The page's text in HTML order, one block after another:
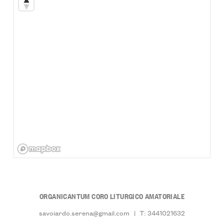
ORGANICANTUM CORO LITURGICO AMATORIALE
savoiardo.serena@gmail.com | T: 3441021632